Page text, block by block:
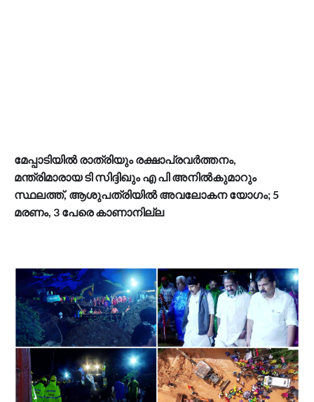
മേപ്പാടിയിൽ രാത്രിയും രക്ഷാപ്രവർത്തനം,
മന്ത്രിമാരായ ടി സിദ്ദിഖും എ പി അനിൽകുമാറും
സ്ഥലത്ത്, ആശുപത്രിയിൽ അവലോകന യോഗം; 5
മരണം, 3 പേരെ കാണാനില്ല